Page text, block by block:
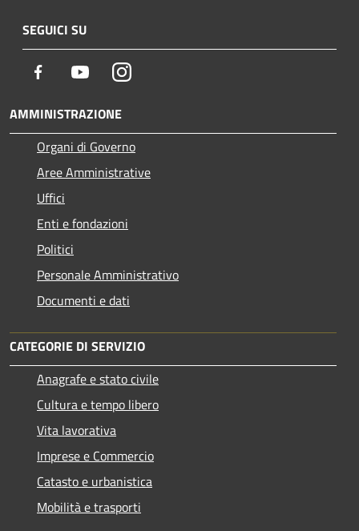
SEGUICI SU
Facebook YoutubeInstagram
AMMINISTRAZIONE
Organi di Governo
Aree Amministrative
Uffici
Enti e fondazioni
Politici
Personale Amministrativo
Documenti e dati
CATEGORIE DI SERVIZIO
Anagrafe e stato civile
Cultura e tempo libero
Vita lavorativa
Imprese e Commercio
Catasto e urbanistica
Mobilità e trasporti